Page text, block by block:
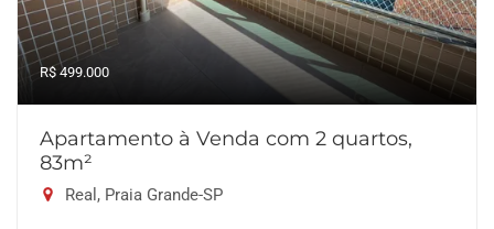
R$ 499.000
Apartamento à Venda com 2 quartos,
83m²
Real, Praia Grande-SP